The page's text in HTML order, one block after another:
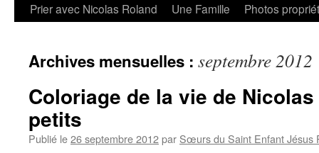
Prier avec Nicolas Roland
Une Famille Photos
Archives mensuelles : septembre 2012
Coloriage de la vie de
petits
Publié le26 septembre 2012par Sœurs du Saint Enfant Jésus